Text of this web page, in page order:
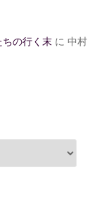
の行く末 に 中村